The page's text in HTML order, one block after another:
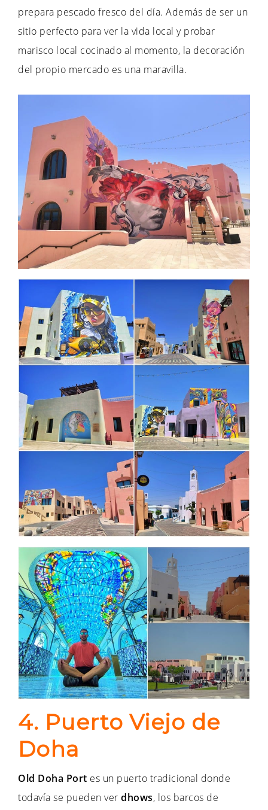
prepara pescado fresco del día. Además de ser un
sitio perfecto para ver la vida local y probar
marisco local cocinado al momento, la decoración
del propio mercado es una maravilla.
4. Puerto Viejo de
Doha
Old Doha Port es un puerto tradicional donde
todavía se pueden ver dhows, los barcos de